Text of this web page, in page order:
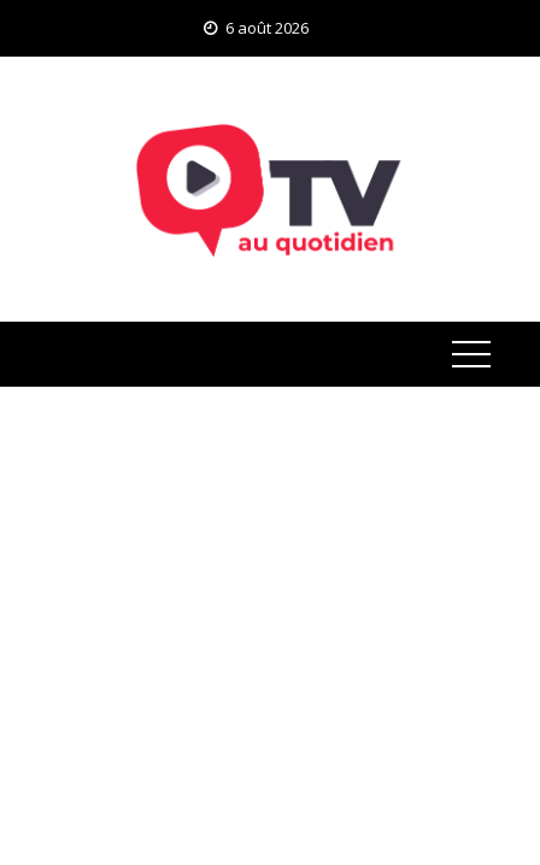
6 août 2026